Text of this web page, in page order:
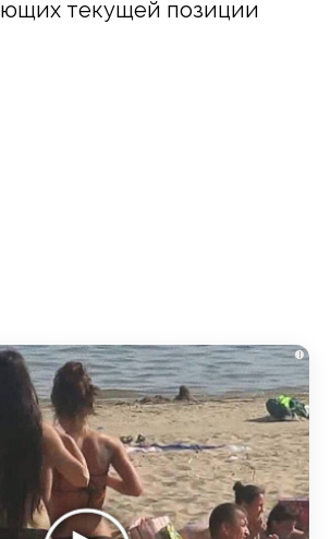
текущей позиции
i